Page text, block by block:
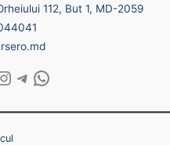
112, But 1, MD-2059